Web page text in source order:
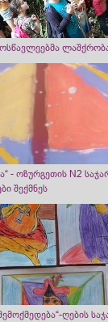
- ოზურგეთის N2
შექმნეს
ღების